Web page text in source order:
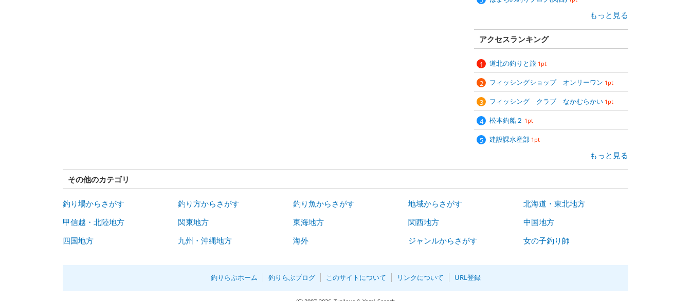
もっと見る
アクセスランキング
道北の釣りと旅 1pt
フィッシングショップ オンリーワン 1pt
フィッシング クラブ なかむらかい 1pt
松本釣船２ 1pt
建設課水産部 1pt
もっと見る
その他のカテゴリ
釣り場からさがす 釣り方からさがす 釣り魚からさがす 地域からさがす
北海道・東北地方
甲信越・北陸地方
関東地方 東海地方 関西地方
中国地方
四国地方
九州・沖縄地方 海外 ジャンルからさがす 女の子釣り師
釣りらぶホーム 釣りらぶブログ このサイトについて リンクについて URL登録